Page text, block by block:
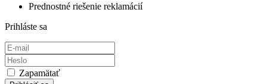
Prednostné riešenie reklamácií
Prihláste sa
Zapamätať